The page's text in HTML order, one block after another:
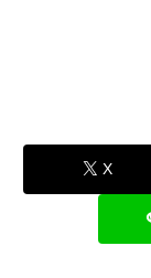
X